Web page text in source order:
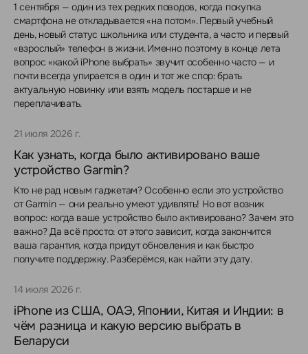
1 сентября — один из тех редких поводов, когда покупка
смартфона не откладывается «на потом». Первый учебный
день, новый статус школьника или студента, а часто и первый
«взрослый» телефон в жизни. Именно поэтому в конце лета
вопрос «какой iPhone выбрать» звучит особенно часто — и
почти всегда упирается в один и тот же спор: брать
актуальную новинку или взять модель постарше и не
переплачивать.
21 июля 2026 г.
Как узнать, когда было активировано ваше
устройство Garmin?
Кто не рад новым гаджетам? Особенно если это устройство
от Garmin — они реально умеют удивлять! Но вот возник
вопрос: когда ваше устройство было активировано? Зачем это
важно? Да всё просто: от этого зависит, когда закончится
ваша гарантия, когда придут обновления и как быстро
получите поддержку. Разберёмся, как найти эту дату.
14 июля 2026 г.
iPhone из США, ОАЭ, Японии, Китая и Индии: в
чём разница и какую версию выбрать в
Беларуси